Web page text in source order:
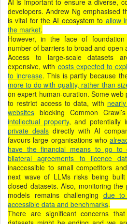
developers. Andrew Ng emphasised
is vital for the AI ecosystem to allow
the market.
However, in the face of
number of barriers to broad and open
Access to large-scale datasets
expensive, with costs expected to
to increase. This is partly because
more to do with quality, rather than
on expert human-curation. Some web
to restrict access to data, with
websites blocking Common
intellectual property, and
private deals directly with AI
favours large organisations who
have the financial means to go
bilateral agreements to licence
inaccessible to small competitors
next wave of LLMs risks being
closed datasets. Also, monitoring
models remains challenging due
accessible data and benchmarks.
There are significant concerns